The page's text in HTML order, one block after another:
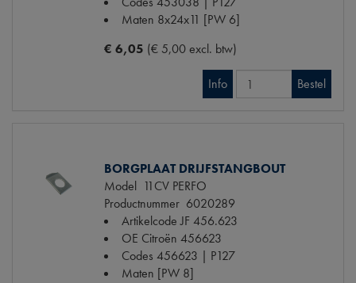
Maten 8x24x11 [PW 6]
€ 6,05 (€ 5,00 excl. btw)
Info Bestel
BORGPLAAT DRIJFSTANGBOUT
Model 11CV PERFO
Productnummer 6020289
Artikelcode JF456.623
OE Citroën 456623
Codes 456623 | P127
Maten [PW 8]